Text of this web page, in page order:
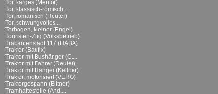
Tor, karges (Mentor)
Tor, klassisch-römisch...
Tor, romanisch (Reuter)
Tor, schwungvolles...
Torbogen, kleiner (Engel)
Touristen-Zug (Volksbetrieb)
Trabantenstadt 117 (HABA)
Traktor (Baufix)
Traktor mit Bushänger (C....
Traktor mit Fahrer (Reuter)
Traktor mit Hänger (Kellner)
Traktor, motorisiert (VERO)
Traktorgespann (Bittner)
Tramhaltestelle (And....